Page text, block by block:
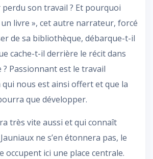
perdu son travail ? Et pourquoi
livre », cet autre narrateur, forcé
de sa bibliothèque, débarque-t-il
cache-t-il derrière le récit dans
? Passionnant est le travail
nous est ainsi offert et que la
que développer.
très vite aussi et qui connaît
ne s’en étonnera pas, le
occupent ici une place centrale.